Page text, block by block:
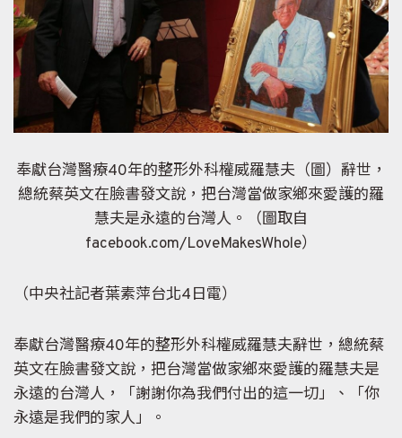
奉獻台灣醫療40年的整形外科權威羅慧夫（圖）辭世，
總統蔡英文在臉書發文說，把台灣當做家鄉來愛護的羅
慧夫是永遠的台灣人。（圖取自
facebook.com/LoveMakesWhole）
（中央社記者葉素萍台北4日電）
奉獻台灣醫療40年的整形外科權威羅慧夫辭世，總統蔡
英文在臉書發文說，把台灣當做家鄉來愛護的羅慧夫是
永遠的台灣人，「謝謝你為我們付出的這一切」、「你
永遠是我們的家人」。